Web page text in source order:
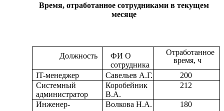
Время, отработанное сотрудниками в текущем
месяце
Должность
ФИ О
сотрудника
Отработанное
время, ч
IT-менеджер
Савельев А.Г.
200
Системный
администратор
Коробейник
В.А.
212
Инженер-
Волкова Н.А. 180